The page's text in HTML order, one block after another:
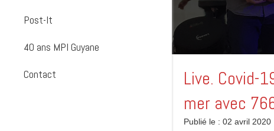
Post-It
40 ans MPI Guyane
Contact
Live. Covid-
mer avec
Publié le : 02 avril 2020